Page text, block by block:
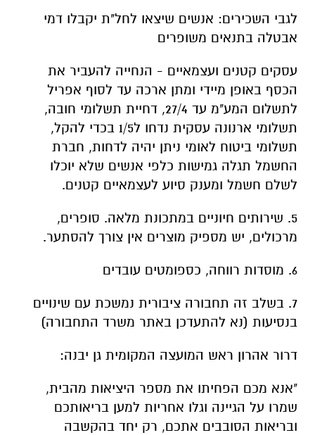
לגבי השכירים: אנשים שיצאו לחל"ת יקבלו דמי
אבטלה בתנאים משופרים
עסקים קטנים ועצמאיים - הנחייה להעביר את
הכסף באופן מיידי ומתן ארכה עד לסוף אפריל
לתשלום המע"מ עד 27/4, דחיית תשלומי חובה,
תשלומי ארנונה עסקית נדחו ל1/5 בכדי להקל,
תשלומי ביטוח לאומי ניתן יהיה לדחות, חברת
החשמל תגלה גמישות כלפי אנשים שלא יוכלו
לשלם חשמל ומענק סיוע לעצמאיים קטנים.
5. שירותים חיוניים במתכונת מלאה. סופרים,
מרכולים, יש מספיק מוצרים אין צורך להסתער.
6. מוסדות רווחה, כספומטים עובדים
7. בשלב זה תחבורה ציבורית נמשכת עם שינויים
בנסיעות (נא להתעדכן באתר משרד התחבורה)
דרור אהרון ראש המועצה המקומית גן יבנה:
"אנא מכם הפחיתו את מספר היציאות מהבית,
שמרו על הגיינה וגלו אחריות למען בריאותכם
ובריאות הסובבים אתכם, רק יחד בהקשבה